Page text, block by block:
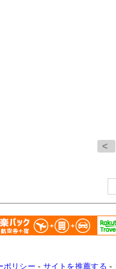
<
ポリシー - サイトを推薦する -